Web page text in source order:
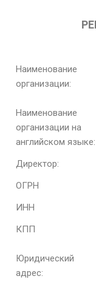
Наименование
организации:
Наименование
организации на
английском языке:
Директор:
ОГРН
ИНН
КПП
Юридический
адрес: